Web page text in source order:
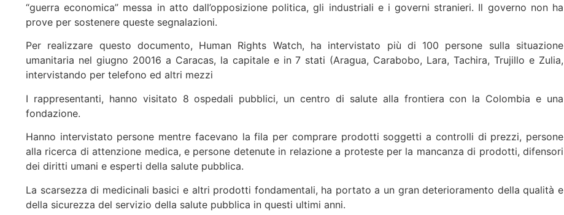
“guerra economica” messa in atto dall’opposizione politica, gli industriali e i governi stranieri. Il governo non ha
prove per sostenere queste segnalazioni.
Per realizzare questo documento, Human Rights Watch, ha intervistato più di 100 persone sulla situazione
umanitaria nel giugno 20016 a Caracas, la capitale e in 7 stati (Aragua, Carabobo, Lara, Tachira, Trujillo e Zulia,
intervistando per telefono ed altri mezzi
I rappresentanti, hanno visitato 8 ospedali pubblici, un centro di salute alla frontiera con la Colombia e una
fondazione.
Hanno intervistato persone mentre facevano la fila per comprare prodotti soggetti a controlli di prezzi, persone
alla ricerca di attenzione medica, e persone detenute in relazione a proteste per la mancanza di prodotti, difensori
dei diritti umani e esperti della salute pubblica.
La scarsezza di medicinali basici e altri prodotti fondamentali, ha portato a un gran deterioramento della qualità e
della sicurezza del servizio della salute pubblica in questi ultimi anni.